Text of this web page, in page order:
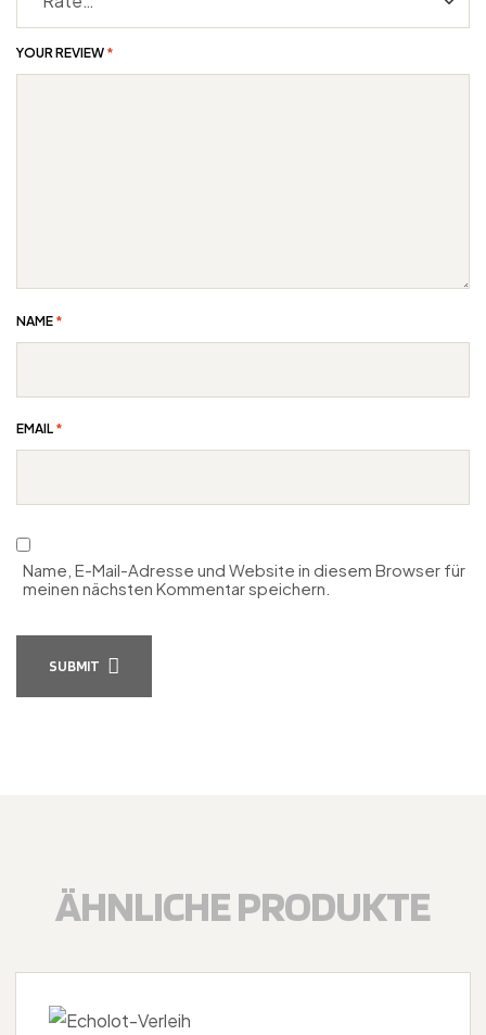
YOUR REVIEW *
NAME *
EMAIL *
Name, E-Mail-Adresse und Website in diesem Browser für
meinen nächsten Kommentar speichern.
SUBMIT
ÄHNLICHE PRODUKTE